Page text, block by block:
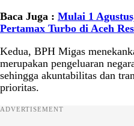
Baca Juga : Mulai 1
Pertamax Turbo di Aceh
Kedua, BPH Migas
merupakan pengeluaran
sehingga akuntabilitas dan
prioritas.
ADVERTISEMENT